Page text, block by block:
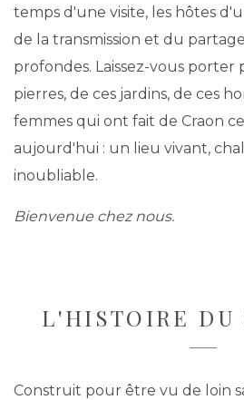
temps d'une visite, les hôtes
de la transmission et du
profondes. Laissez-vous porter
pierres, de ces jardins, de ces
femmes qui ont fait de Craon
aujourd'hui : un lieu vivant,
inoubliable.
Bienvenue chez nous.
L'HISTOIRE DU
Construit pour être vu de loin